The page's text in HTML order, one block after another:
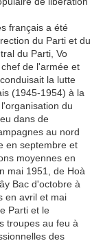
français a été
du Parti et du
du Parti, Vo
de l'armée et
la lutte
(1945-1954) à la
du
dans de
au nord
en septembre et
moyennes en
mai 1951, de Hoà
Bac d'octobre à
en avril et mai
Parti et le
troupes au feu à
des